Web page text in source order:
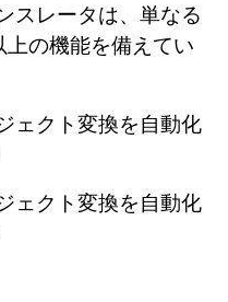
スレータは、単なる
の機能を備えてい
ェクト変換を自動化
ェクト変換を自動化